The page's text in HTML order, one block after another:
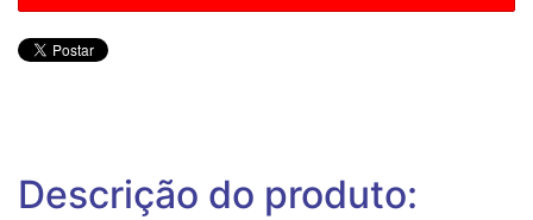
Descrição do produto: